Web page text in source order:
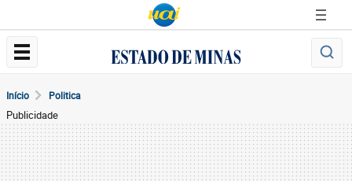
Início Politica
Publicidade